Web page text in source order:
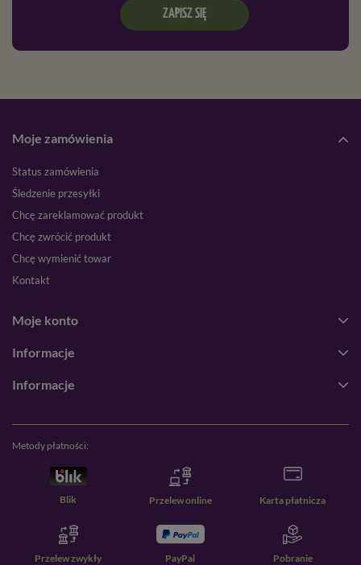
ZAPISZ SIĘ
Moje zamówienia
Status zamówienia
Śledzenie przesyłki
Chcę zareklamować produkt
Chcę zwrócić produkt
Chcę wymienić towar
Kontakt
Moje konto
Informacje
Informacje
Metody płatności:
Blik Przelew online Karta płatnicza
Przelew zwykły PayPal Pobranie